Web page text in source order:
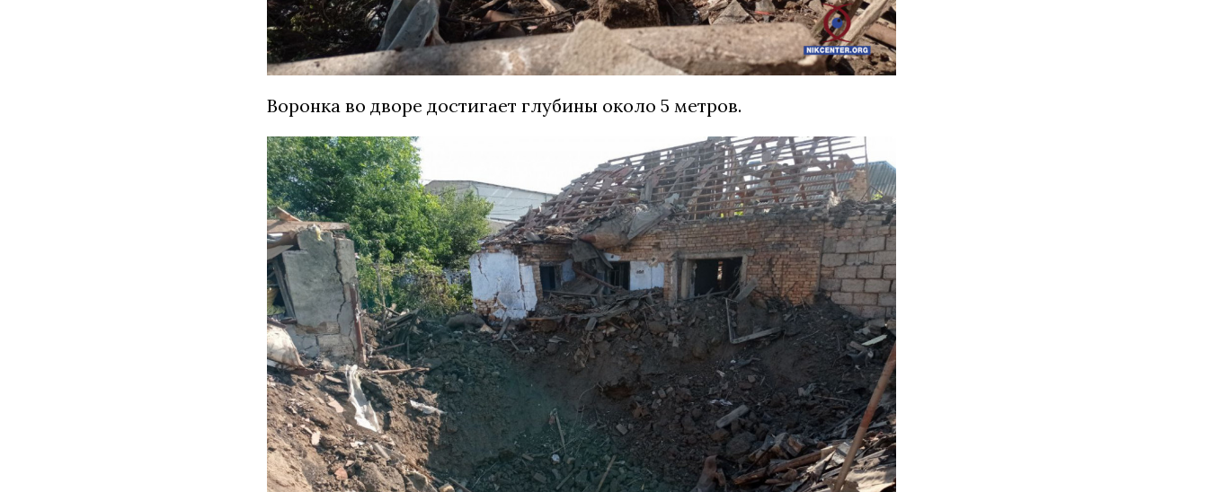
Воронка во дворе достигает глубины около 5 метров.